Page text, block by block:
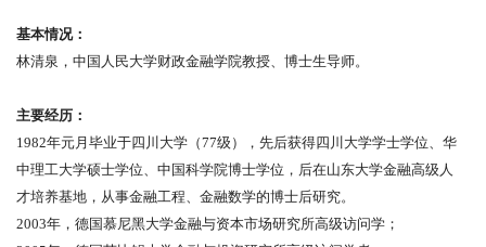
基本情况：
林清泉，中国人民大学财政金融学院教授、博士生导师。
主要经历：
1982年元月毕业于四川大学（77级），先后获得四川大学学士学位、华
中理工大学硕士学位、中国科学院博士学位，后在山东大学金融高级人
才培养基地，从事金融工程、金融数学的博士后研究。
2003年，德国慕尼黑大学金融与资本市场研究所高级访问学；